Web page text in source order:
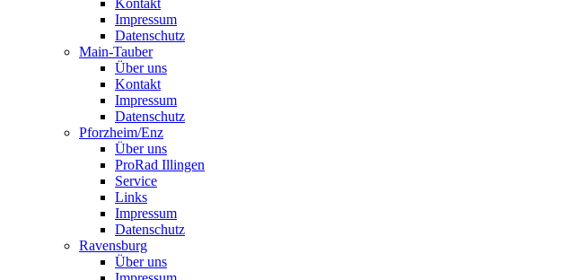
Kontakt
Impressum
Datenschutz
Main-Tauber
Über uns
Kontakt
Impressum
Datenschutz
Pforzheim/Enz
Über uns
ProRad Illingen
Service
Links
Impressum
Datenschutz
Ravensburg
Über uns